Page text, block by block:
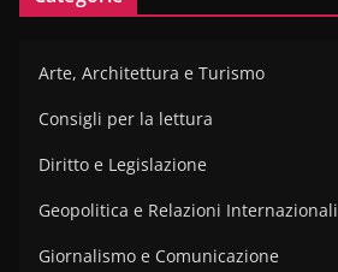
Arte, Architettura e Turismo
Consigli per la lettura
Diritto e Legislazione
Geopolitica e Relazioni Internazionali
Giornalismo e Comunicazione